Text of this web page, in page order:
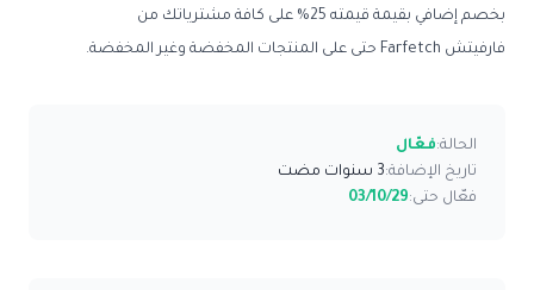
بخصم إضافي بقيمة قيمته 25% على كافة مشترياتك من
فارفيتش Farfetch حتى على المنتجات المخفضة وغير المخفضة.
الحالة:فعّال
تاريخ الإضافة:3 سنوات مضت
فعّال حتى:03/10/29